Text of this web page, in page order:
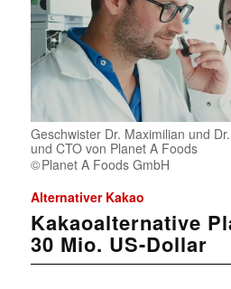
Geschwister Dr. Maximilian und
und CTO von Planet A Foods
Planet A Foods GmbH
Alternativer Kakao
Kakaoalternative
30 Mio. US-Dollar